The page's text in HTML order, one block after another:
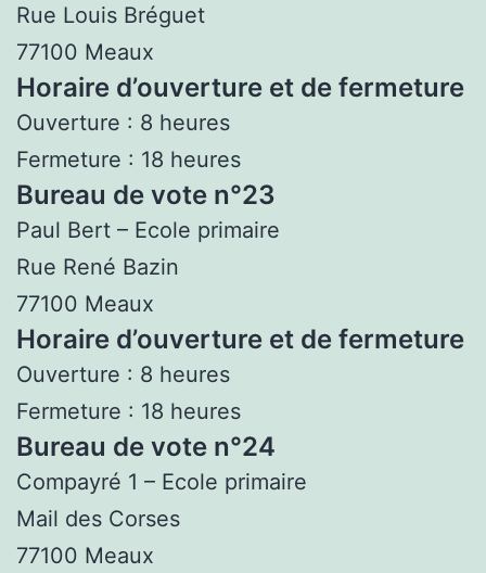
Rue Louis Bréguet
77100 Meaux
Horaire d’ouverture et de fermeture
Ouverture : 8 heures
Fermeture : 18 heures
Bureau de vote n°23
Paul Bert – Ecole primaire
Rue René Bazin
77100 Meaux
Horaire d’ouverture et de fermeture
Ouverture : 8 heures
Fermeture : 18 heures
Bureau de vote n°24
Compayré 1 – Ecole primaire
Mail des Corses
77100 Meaux